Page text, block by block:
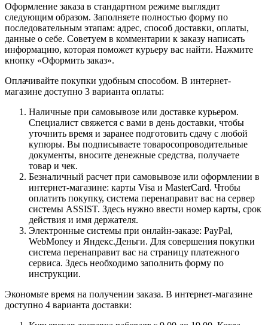
Оформление заказа в стандартном режиме выглядит
следующим образом. Заполняете полностью форму по
последовательным этапам: адрес, способ доставки, оплаты,
данные о себе. Советуем в комментарии к заказу написать
информацию, которая поможет курьеру вас найти. Нажмите
кнопку «Оформить заказ».
Оплачивайте покупки удобным способом. В интернет-
магазине доступно 3 варианта оплаты:
Наличные при самовывозе или доставке курьером.
Специалист свяжется с вами в день доставки, чтобы
уточнить время и заранее подготовить сдачу с любой
купюры. Вы подписываете товаросопроводительные
документы, вносите денежные средства, получаете
товар и чек.
Безналичный расчет при самовывозе или оформлении в
интернет-магазине: карты Visa и MasterCard. Чтобы
оплатить покупку, система перенаправит вас на сервер
системы ASSIST. Здесь нужно ввести номер карты, срок
действия и имя держателя.
Электронные системы при онлайн-заказе: PayPal,
WebMoney и Яндекс.Деньги. Для совершения покупки
система перенаправит вас на страницу платежного
сервиса. Здесь необходимо заполнить форму по
инструкции.
Экономьте время на получении заказа. В интернет-магазине
доступно 4 варианта доставки: